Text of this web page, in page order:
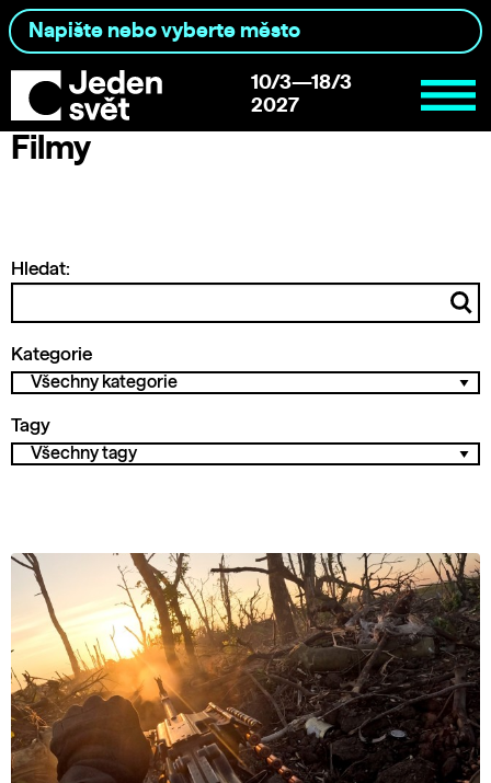
10/3—18/3
2027
Filmy
Hledat:
Kategorie
Tagy